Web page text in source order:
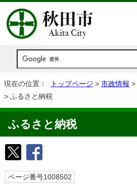
現在の位置： トップページ > 市政情報 >
> ふるさと納税
ふるさと納税
ページ番号1008502